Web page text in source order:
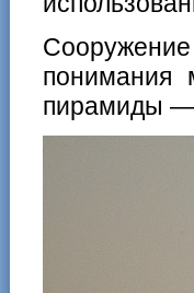
понимания
пирамиды —